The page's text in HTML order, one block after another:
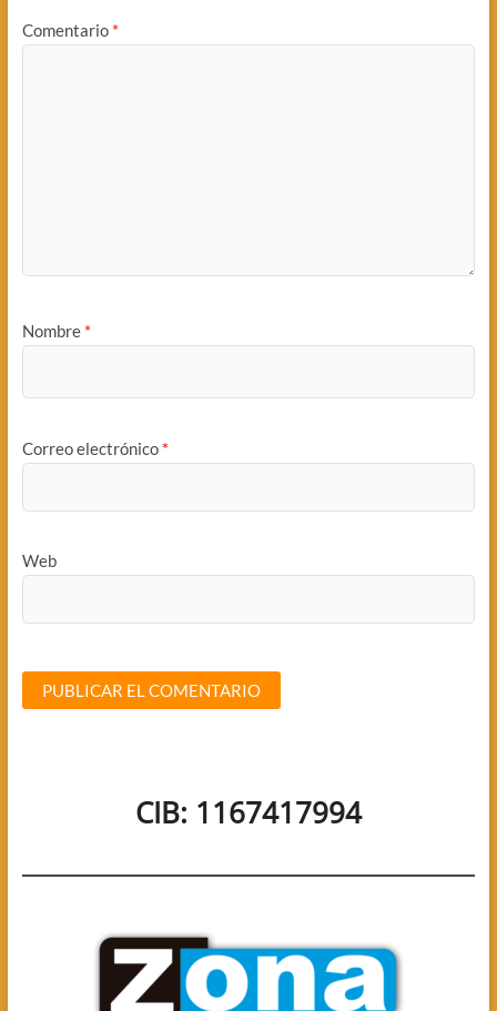
Comentario *
Nombre *
Correo electrónico *
Web
CIB: 1167417994